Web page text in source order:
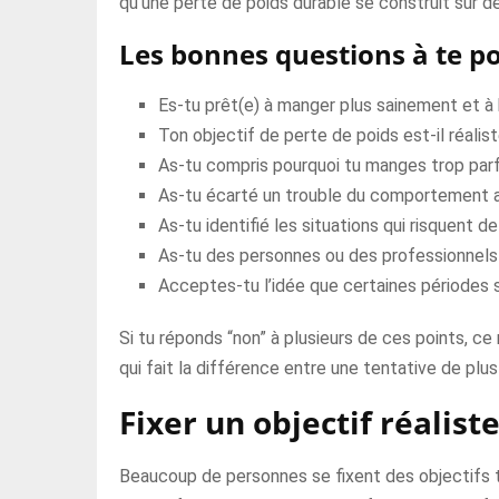
Les bonnes questions à te
Es-tu prêt(e) à manger plus sainement et
Ton objectif de perte de poids est-il
As-tu compris pourquoi tu manges trop
As-tu écarté un trouble du comportement
As-tu identifié les situations qui risquent
As-tu des personnes ou des professionnels
Acceptes-tu l’idée que certaines périodes
Si tu réponds “non” à plusieurs de ces points,
qui fait la différence entre une tentative de
Fixer un objectif
Beaucoup de personnes se fixent des objectifs